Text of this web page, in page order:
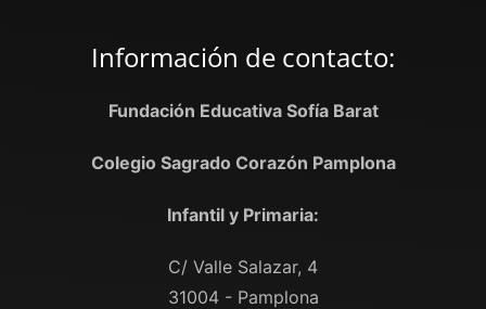
Información de contacto:
Fundación Educativa Sofía Barat
Colegio Sagrado Corazón Pamplona
Infantil y Primaria:
C/ Valle Salazar, 4
31004 - Pamplona